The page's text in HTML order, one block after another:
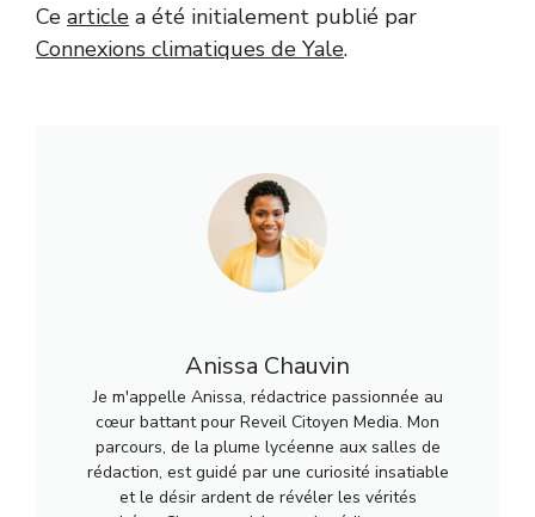
Ce article a été initialement publié par
Connexions climatiques de Yale.
Anissa Chauvin
Je m'appelle Anissa, rédactrice passionnée au
cœur battant pour Reveil Citoyen Media. Mon
parcours, de la plume lycéenne aux salles de
rédaction, est guidé par une curiosité insatiable
et le désir ardent de révéler les vérités